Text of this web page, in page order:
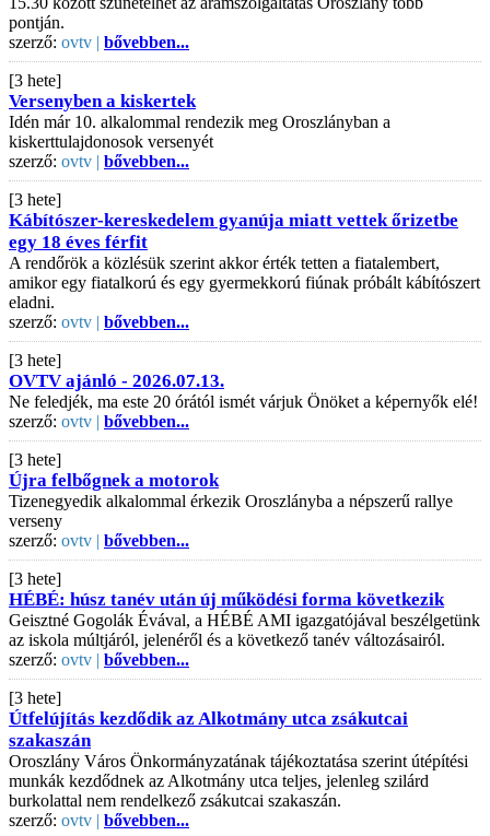
pontján.
szerző: ovtv | bővebben...
[3 hete]
Versenyben a kiskertek
Idén már 10. alkalommal rendezik meg Oroszlányban a
kiskerttulajdonosok versenyét
szerző: ovtv | bővebben...
[3 hete]
Kábítószer-kereskedelem gyanúja miatt vettek őrizetbe
egy 18 éves férfit
A rendőrök a közlésük szerint akkor érték tetten a fiatalembert,
amikor egy fiatalkorú és egy gyermekkorú fiúnak próbált kábítószert
eladni.
szerző: ovtv | bővebben...
[3 hete]
OVTV ajánló - 2026.07.13.
Ne feledjék, ma este 20 órától ismét várjuk Önöket a képernyők elé!
szerző: ovtv | bővebben...
[3 hete]
Újra felbőgnek a motorok
Tizenegyedik alkalommal érkezik Oroszlányba a népszerű rallye
verseny
szerző: ovtv | bővebben...
[3 hete]
HÉBÉ: húsz tanév után új működési forma következik
Geisztné Gogolák Évával, a HÉBÉ AMI igazgatójával beszélgetünk
az iskola múltjáról, jelenéről és a következő tanév változásairól.
szerző: ovtv | bővebben...
[3 hete]
Útfelújítás kezdődik az Alkotmány utca zsákutcai
szakaszán
Oroszlány Város Önkormányzatának tájékoztatása szerint útépítési
munkák kezdődnek az Alkotmány utca teljes, jelenleg szilárd
burkolattal nem rendelkező zsákutcai szakaszán.
szerző: ovtv | bővebben...